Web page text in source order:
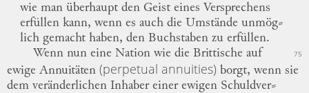
wie man überhaupt den Geist eines Versprechens
erfüllen kann, wenn es auch die Umständeunmög⸗
lich gemacht haben, den Buchstaben zu erfüllen.
Wenn nun eine Nation wie dieBrittische auf 75
ewige Annuitäten (perpetual annuities) borgt, wenn sie
dem veränderlichen Inhaber einer ewigen Schuldver⸗